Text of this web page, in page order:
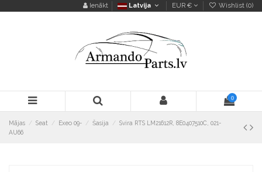
Ienākt Latvija EUR € Wishlist (0)
0
Mājas Seat Exeo 09- Šasija
Svira RTS LM21612R, 8E0407510C, 021-
AU66